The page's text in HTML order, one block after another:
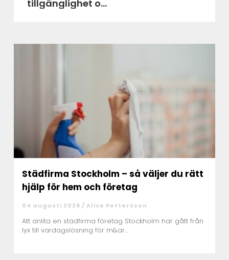
tillgänglighet o...
Städfirma Stockholm – så väljer du rätt
hjälp för hem och företag
04 augusti 2026 / Alice Pettersson
Att anlita en städfirma företag Stockholm har gått från
lyx till vardagslösning för m&ar...